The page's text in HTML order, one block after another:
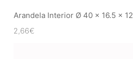
Arandela Interior Ø 40 x 16.5 x 12
2,66€